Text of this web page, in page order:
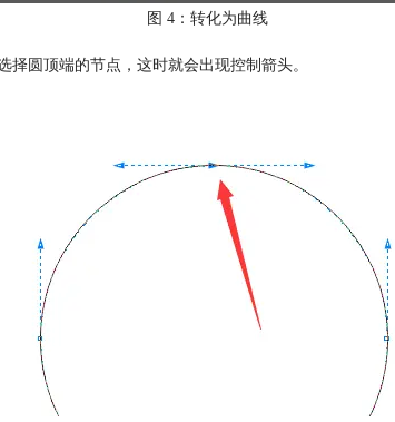
图 4：转化为曲线
圆顶端的节点，这时就会出现控制箭头。